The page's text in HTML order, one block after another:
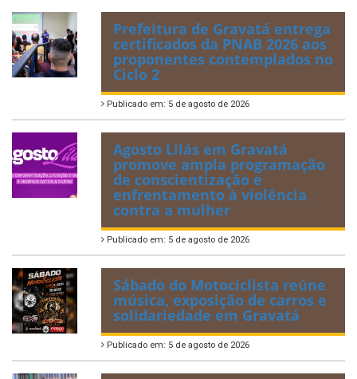
Prefeitura de Gravatá entrega
certificados da PNAB 2026 aos
proponentes contemplados no
Ciclo 2
Publicado em: 5 de agosto de 2026
Agosto Lilás em Gravatá
promove ampla programação
de conscientização e
enfrentamento à violência
contra a mulher
Publicado em: 5 de agosto de 2026
Sábado do Motociclista reúne
música, exposição de carros e
solidariedade em Gravatá
Publicado em: 5 de agosto de 2026